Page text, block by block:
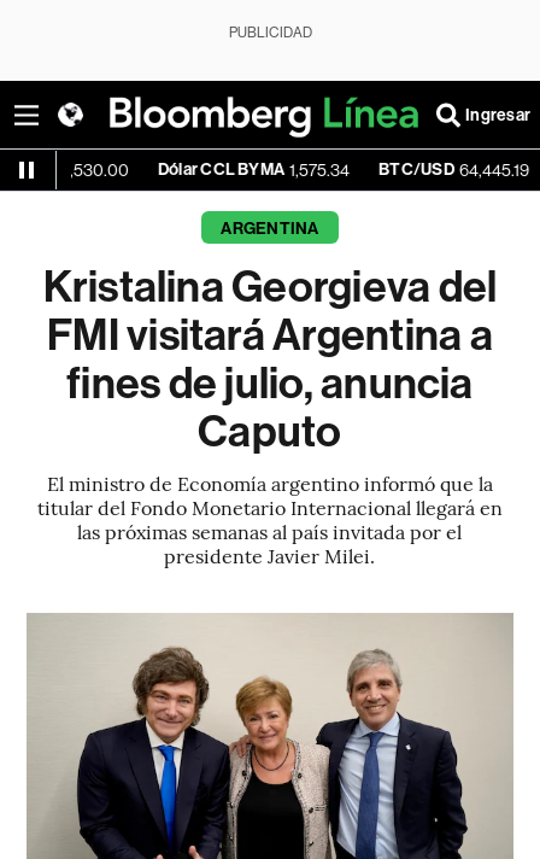
PUBLICIDAD
Ingresar
Dólar CCL BYMA 1,575.34 BTC/USD 64,445.19 -
ARGENTINA
Kristalina Georgieva del
FMI visitará Argentina a
fines de julio, anuncia
Caputo
El ministro de Economía argentino informó que la
titular del Fondo Monetario Internacional llegará en
las próximas semanas al país invitada por el
presidente Javier Milei.